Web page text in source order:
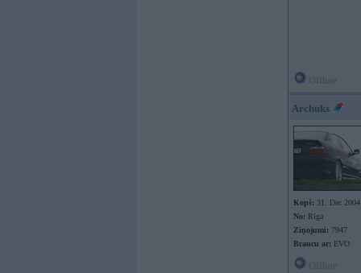
Archuks
Kopš: 31. Dec 2004
No: Rīga
Ziņojumi: 7947
Braucu ar: EVO